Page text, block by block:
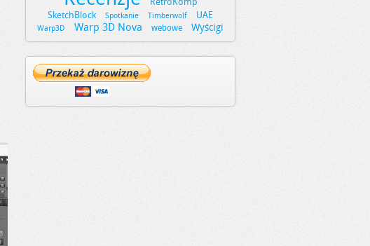
SketchBlock
Spotkanie Timberwolf UAE
Warp3D Warp 3D Nova webowe Wyścigi